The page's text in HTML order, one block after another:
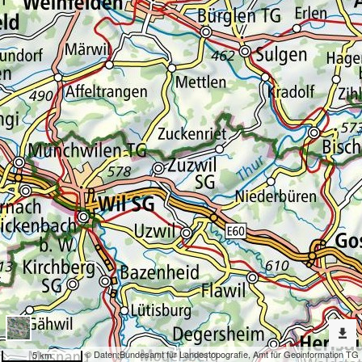
© Daten:Bundesamt für Landestopografie, Amt für Geoinformation TG
5 km
Erweiterte
Werkzeuge
Naturgefahren
Dargestellte
Karten
Steinschlag
Nach
weiteren
Karten
suchen?
Konfiguration